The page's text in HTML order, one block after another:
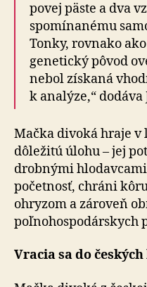
po­vej päste a dva
spo­mí­na­né­mu
Tonky, rovnako
genetický pôvod
nebol získaná
k ana­lý­ze,“
Mačka divoká hraje v
dôležitú úlohu – jej
drobnými
početnosť, chráni
ohryzom a zároveň
poľnohospodárskych
Vracia sa do českých